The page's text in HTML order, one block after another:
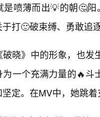
是喷薄而出💡的朝🤔
打🙂破束缚、勇敢追
破晓》中的形象，也
一个充满力量的🔥
定。在MV中，她跳